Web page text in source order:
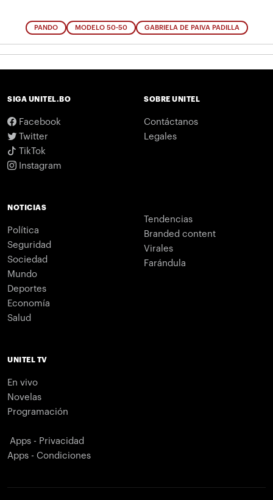
PANDO MODELO 50-50 GABRIELA DE PAIVA PADILLA
SIGA UNITEL.BO
Facebook
Twitter
TikTok
Instagram
SOBRE UNITEL
Contáctanos
Legales
NOTICIAS
Política
Seguridad
Sociedad
Mundo
Deportes
Economía
Salud
Tendencias
Branded content
Virales
Farándula
UNITEL TV
En vivo
Novelas
Programación
Apps - Privacidad
Apps - Condiciones